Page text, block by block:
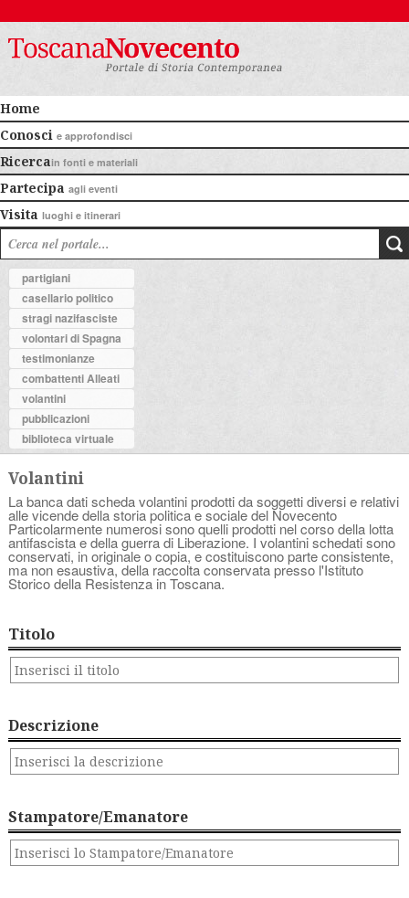
Home
Conosci e approfondisci
Ricercain fonti e materiali
Partecipa agli eventi
Visita luoghi e itinerari
partigiani
casellario politico
stragi nazifasciste
volontari di Spagna
testimonianze
combattenti Alleati
volantini
pubblicazioni
biblioteca virtuale
Volantini
La banca dati scheda volantini prodotti da soggetti diversi e relativi
alle vicende della storia politica e sociale del Novecento
Particolarmente numerosi sono quelli prodotti nel corso della lotta
antifascista e della guerra di Liberazione. I volantini schedati sono
conservati, in originale o copia, e costituiscono parte consistente,
ma non esaustiva, della raccolta conservata presso l'Istituto
Storico della Resistenza in Toscana.
Titolo
Descrizione
Stampatore/Emanatore